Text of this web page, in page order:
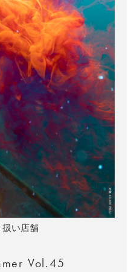
扱い店舗
Vol.45